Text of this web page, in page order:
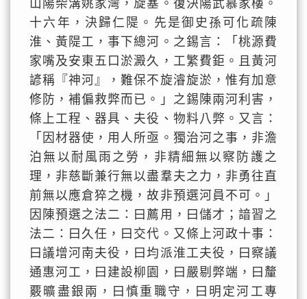
山陽柴溝姚家灣，旋塞。復決陽武慕家樓。
十六年，決歸仁隄。先是御史孫可化疏陳
淮、黃隄工，事下總河。之錫言：「桃源費
家嘴及安東五口淤澱久，工繁費鉅。且黃河
諺稱『神河』，難保不旋濬旋淤，惟有加意
修防，補偏救弊而已。」之錫陳兩河利害，
條上工程、器具、夫役、物料八弊。又言：
「因材器使，用人所亟。獨治河之事，非澹
泊無以耐風雨之勞，非精細無以察防護之
理，非慈斷兼行無以盡羣夫之力，非勇往直
前無以應倉猝之機，故非預選河員不可。」
因陳預選之法二：曰薦用，曰儲才；諳習之
法二：曰久任，曰交代。又條上河政十事：
曰議增河南夫役，曰均派淮工夫役，曰察議
通惠河工，曰建設柳園，曰嚴剔弊端，曰釐
覈曠盡銀兩，曰慎重職守，曰明定河工專